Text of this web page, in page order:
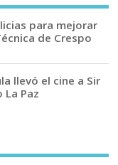
para mejorar
de Crespo
llevó el cine a Sir
Paz